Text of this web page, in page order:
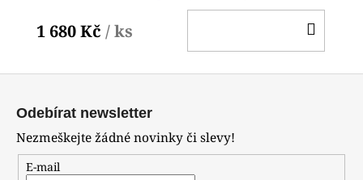
1 680 Kč / ks
Odebírat newsletter
Nezmeškejte žádné novinky či slevy!
E-mail